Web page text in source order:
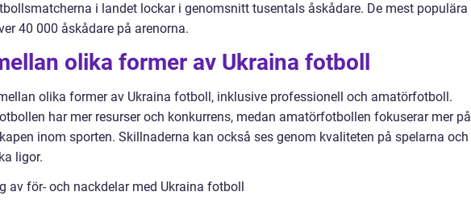
i landet lockar i genomsnitt tusentals åskådare. De mest populära
40 000 åskådare på arenorna.
olika former av Ukraina fotboll
olika former av Ukraina fotboll, inklusive professionell och amatörfotboll.
har mer resurser och konkurrens, medan amatörfotbollen fokuserar mer på
inom sporten. Skillnaderna kan också ses genom kvaliteten på spelarna och
ligor.
av för- och nackdelar med Ukraina fotboll